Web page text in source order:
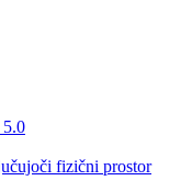
5.0
fizični prostor